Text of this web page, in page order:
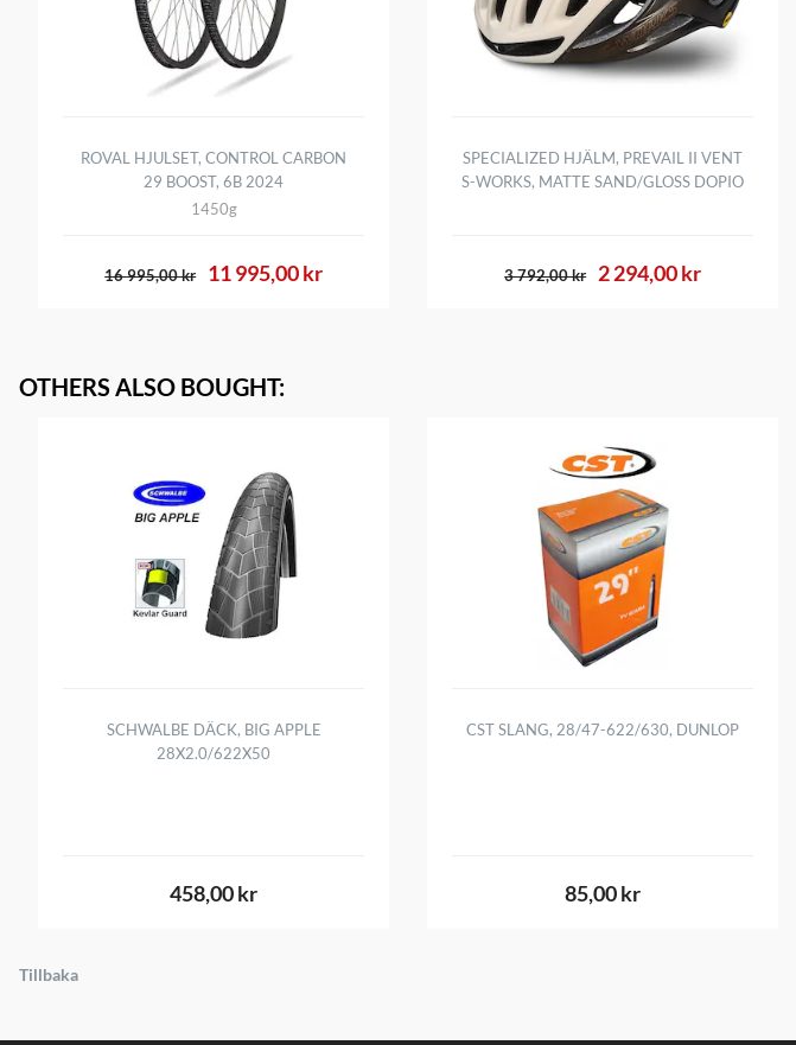
ROVAL HJULSET, CONTROL CARBON
29 BOOST, 6B 2024
1450g
11 995,00 kr
16 995,00 kr
SPECIALIZED HJÄLM, PREVAIL II VENT
S-WORKS, MATTE SAND/GLOSS DOPIO
2 294,00 kr
3 792,00 kr
OTHERS ALSO BOUGHT:
SCHWALBE DÄCK, BIG APPLE
28X2.0/622X50
458,00 kr
CST SLANG, 28/47-622/630, DUNLOP
85,00 kr
Tillbaka